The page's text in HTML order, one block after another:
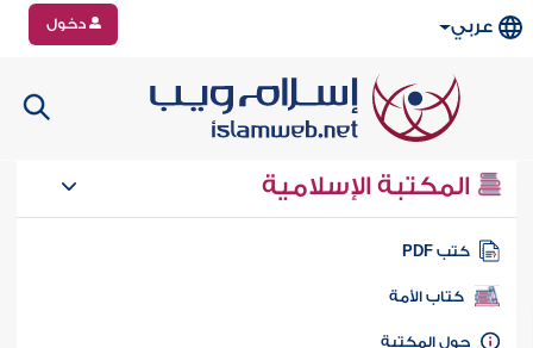
عربي دخول
المكتبة الإسلامية
كتب PDF
كتاب الأمة